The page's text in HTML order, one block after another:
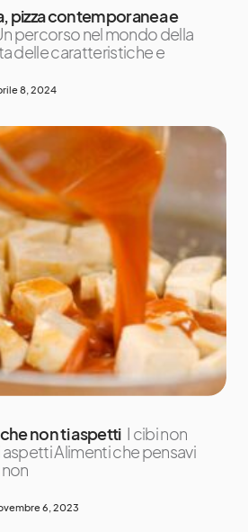
pizza contemporanea e
percorso nel mondo della
delle caratteristiche e
8, 2024
non ti aspetti I cibi non
Alimenti che pensavi
6, 2023